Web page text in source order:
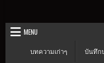
MENU
บทความเก่าๆ
บันทึก